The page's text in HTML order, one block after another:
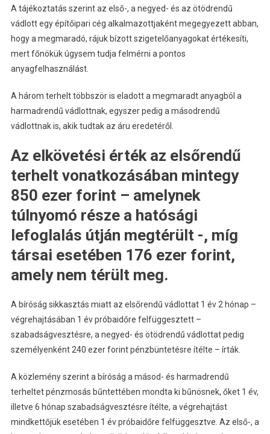
A tájékoztatás szerint az első-, a negyed- és az ötödrendű
vádlott egy építőipari cég alkalmazottjaként megegyezett abban,
hogy a megmaradó, rájuk bízott szigetelőanyagokat értékesíti,
mert főnökük úgysem tudja felmérni a pontos
anyagfelhasználást.
A három terhelt többször is eladott a megmaradt anyagból a
harmadrendű vádlottnak, egyszer pedig a másodrendű
vádlottnak is, akik tudtak az áru eredetéről.
Az elkövetési érték az elsőrendű
terhelt vonatkozásában mintegy
850 ezer forint – amelynek
túlnyomó része a hatósági
lefoglalás útján megtérült -, míg
társai esetében 176 ezer forint,
amely nem térült meg.
A bíróság sikkasztás miatt az elsőrendű vádlottat 1 év 2 hónap –
végrehajtásában 1 év próbaidőre felfüggesztett –
szabadságvesztésre, a negyed- és ötödrendű vádlottat pedig
személyenként 240 ezer forint pénzbüntetésre ítélte – írták.
A közlemény szerint a bíróság a másod- és harmadrendű
terheltet pénzmosás bűntettében mondta ki bűnösnek, őket 1 év,
illetve 6 hónap szabadságvesztésre ítélte, a végrehajtást
mindkettőjük esetében 1 év próbaidőre felfüggesztve. Az első-, a